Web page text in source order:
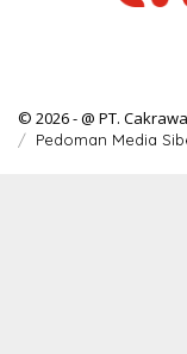
© 2026 - @ PT.
Pedoman Media